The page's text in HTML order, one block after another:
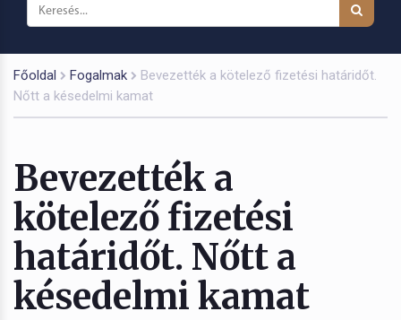
Főoldal Fogalmak
Bevezették a kötelező fizetési határidőt.
Nőtt a késedelmi kamat
Bevezették a
kötelező fizetési
határidőt. Nőtt a
késedelmi kamat